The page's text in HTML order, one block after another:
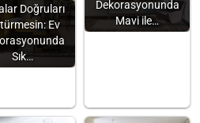
Doğruları
Ev
Sık…
Dekorasyonunda
Mavi ile…